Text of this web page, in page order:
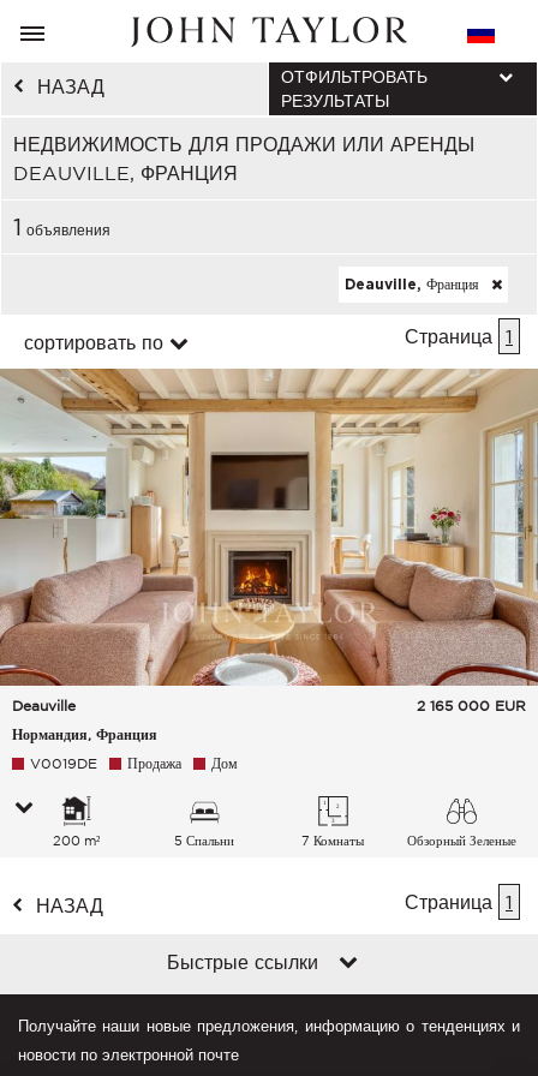
НАЗАД
НЕДВИЖИМОСТЬ ДЛЯ ПРОДАЖИ ИЛИ АРЕНДЫ
DEAUVILLE, ФРАНЦИЯ
ОТФИЛЬТРОВАТЬ
РЕЗУЛЬТАТЫ
1 объявления
Deauville, Франция
сортировать по Страница 1
Deauville
Нормандия, Франция
2 165 000 EUR
V0019DE Продажа Дом
200 m² 5 Спальни 7 Комнаты
Обзорный Зеленые
НАЗАД Страница 1
Быстрые ссылки
Получайте наши новые предложения, информацию о тенденциях и
новости по электронной почте